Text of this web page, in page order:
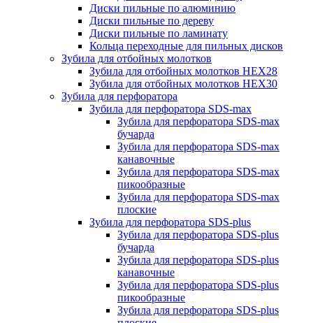
Диски пильные по алюминию
Диски пильные по дереву
Диски пильные по ламинату
Кольца переходные для пильных дисков
Зубила для отбойных молотков
Зубила для отбойных молотков HEX28
Зубила для отбойных молотков HEX30
Зубила для перфоратора
Зубила для перфоратора SDS-max
Зубила для перфоратора SDS-max
бучарда
Зубила для перфоратора SDS-max
канавочные
Зубила для перфоратора SDS-max
пикообразные
Зубила для перфоратора SDS-max
плоские
Зубила для перфоратора SDS-plus
Зубила для перфоратора SDS-plus
бучарда
Зубила для перфоратора SDS-plus
канавочные
Зубила для перфоратора SDS-plus
пикообразные
Зубила для перфоратора SDS-plus